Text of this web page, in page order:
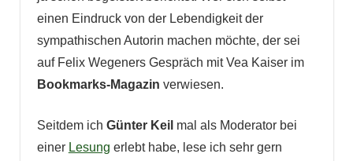
einen Eindruck von der Lebendigkeit der
sympathischen Autorin machen möchte, der sei
auf Felix Wegeners Gespräch mit Vea Kaiser im
Bookmarks-Magazin verwiesen.
Seitdem ich Günter Keil mal als Moderator bei
einer Lesung erlebt habe, lese ich sehr gern